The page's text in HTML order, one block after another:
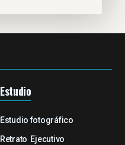
Estudio
Estudio fotográfico
Retrato Ejecutivo